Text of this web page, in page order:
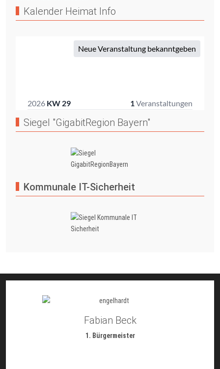
Kalender Heimat Info
Siegel "GigabitRegion Bayern"
Kommunale IT-Sicherheit
Fabian Beck
1. Bürgermeister